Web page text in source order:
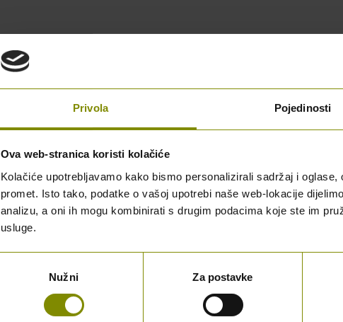
Privola Pojedinosti
Ova web-stranica koristi kolačiće
Kolačiće upotrebljavamo kako bismo personalizirali sadržaj i
promet. Isto tako, podatke o vašoj upotrebi naše web-lokacije
analizu, a oni ih mogu kombinirati s drugim podacima koje ste im
usluge.
Nužni Za postavke